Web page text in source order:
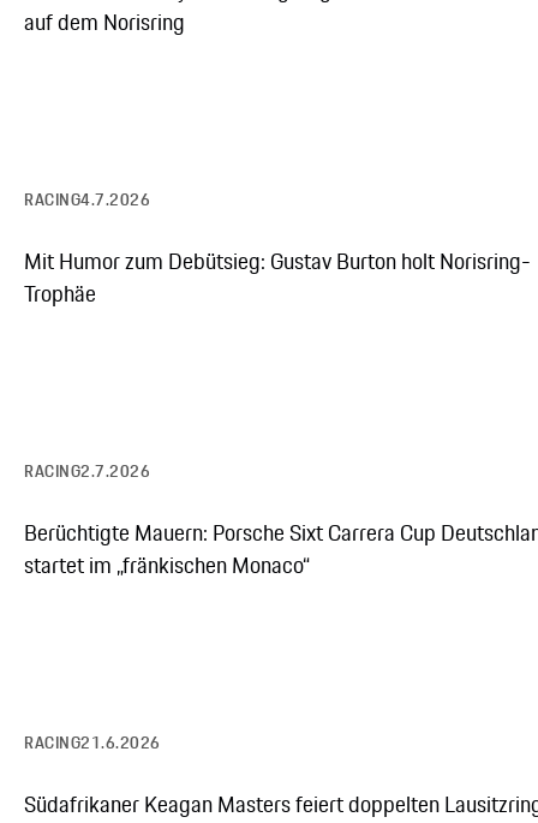
auf dem Norisring
RACING4.7.2026
Mit Humor zum Debütsieg: Gustav Burton holt Norisring-
Trophäe
RACING2.7.2026
Berüchtigte Mauern: Porsche Sixt Carrera Cup
startet im „fränkischen Monaco“
RACING21.6.2026
Südafrikaner Keagan Masters feiert doppelten